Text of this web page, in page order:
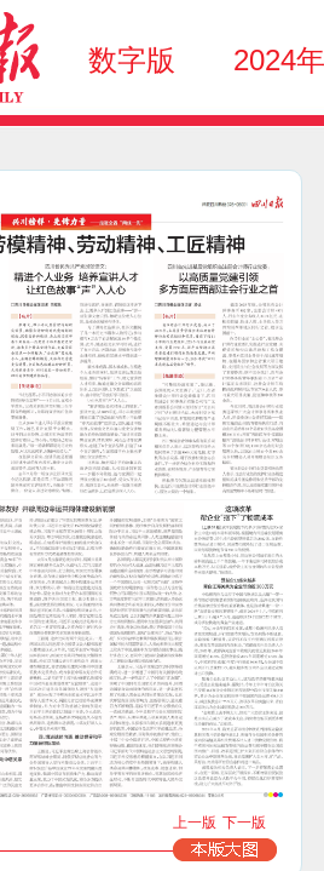
数字版 2024
上一版 下一版